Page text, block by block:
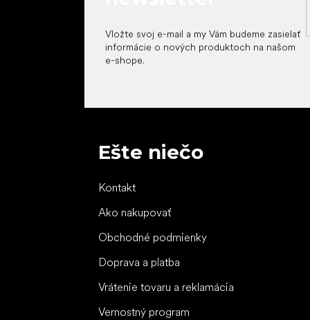
Vložte svoj e-mail a my Vám budeme zasielať
informácie o nových produktoch na našom
e-shope.
Ešte niečo
Kontakt
Ako nakupovať
Obchodné podmienky
Doprava a platba
Vrátenie tovaru a reklamácia
Vernostný program